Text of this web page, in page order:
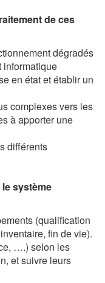
de ces
dégradés
informatique
en état et établir un
complexes vers les
à apporter une
différents
système
(qualification
fin de vie).
….) selon les
et suivre leurs